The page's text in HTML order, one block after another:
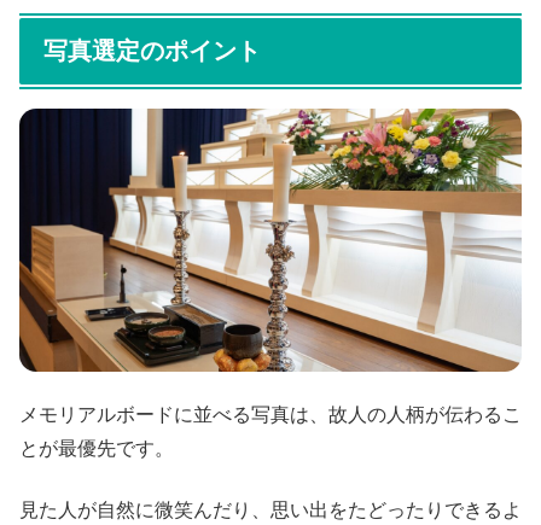
写真選定のポイント
メモリアルボードに並べる写真は、故人の人柄が伝わるこ
とが最優先です。
見た人が自然に微笑んだり、思い出をたどったりできるよ